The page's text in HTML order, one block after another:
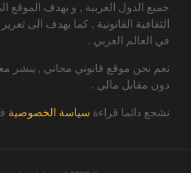
جميع الدول العربية , و يهدف الموقع
الثقافية القانونية , كما يهدف الى
في العالم العربي .
نعم نحن موقع قانوني مجاني , ينشر
دون مقابل مالي .
نشجع دائما قراءة سياسة الخصوصية